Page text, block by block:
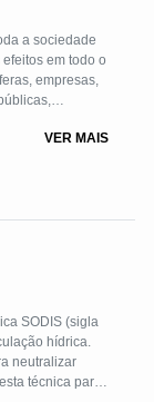
a sociedade
em todo o
empresas,
VER MAIS
SODIS (sigla
neutralizar
técnica para